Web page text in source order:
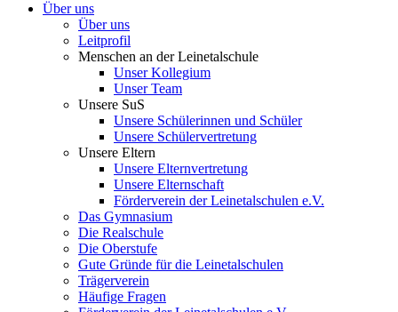
Über uns
Über uns
Leitprofil
Menschen an der Leinetalschule
Unser Kollegium
Unser Team
Unsere SuS
Unsere Schülerinnen und Schüler
Unsere Schülervertretung
Unsere Eltern
Unsere Elternvertretung
Unsere Elternschaft
Förderverein der Leinetalschulen e.V.
Das Gymnasium
Die Realschule
Die Oberstufe
Gute Gründe für die Leinetalschulen
Trägerverein
Häufige Fragen